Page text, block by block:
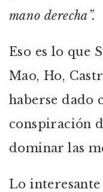
mano derecha”.
Eso es lo que
Mao, Ho,
haberse dado
conspiración
dominar las
Lo interesante